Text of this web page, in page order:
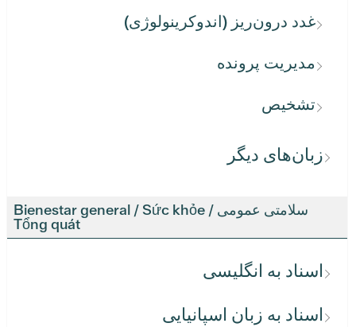
غدد درون‌ریز (اندوکرینولوژی)
مدیریت پرونده
تشخیص
زبان‌های دیگر
سلامتی عمومی / Bienestar general / Sức khỏe
Tổng quát
اسناد به انگلیسی
اسناد به زبان اسپانیایی